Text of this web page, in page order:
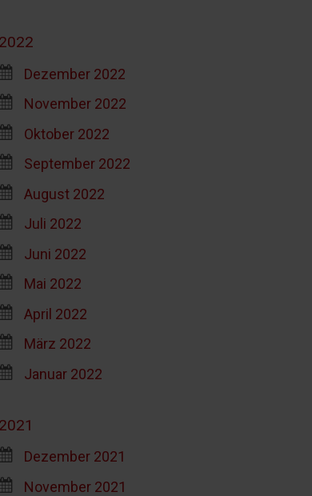
2022
Dezember 2022
November 2022
Oktober 2022
September 2022
August 2022
Juli 2022
Juni 2022
Mai 2022
April 2022
März 2022
Januar 2022
2021
Dezember 2021
November 2021